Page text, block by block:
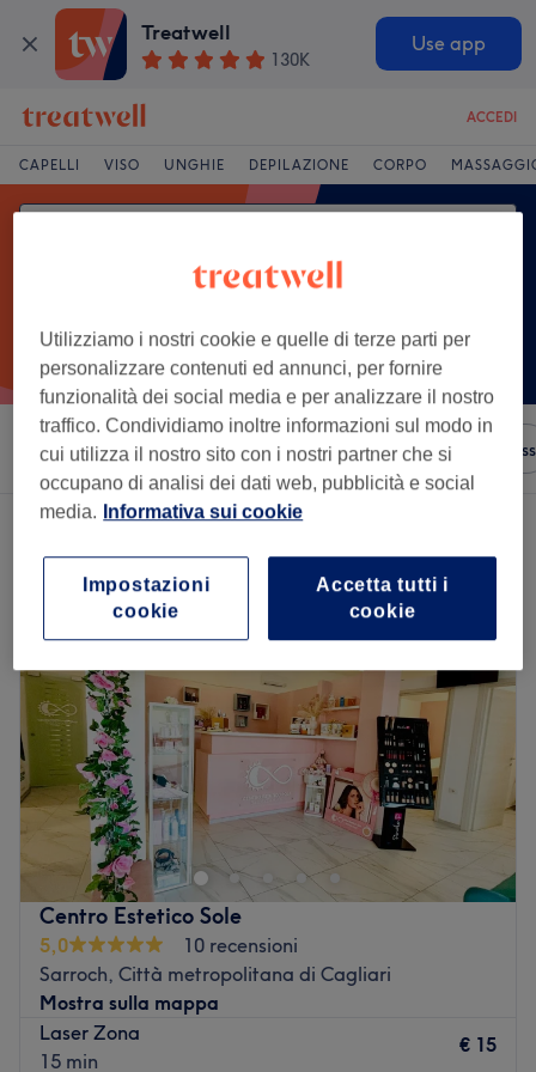
Treatwell
130K
Use app
ACCEDI
CAPELLI VISO UNGHIE DEPILAZIONE CORPO
Ordina per Servizi Brand Saloni Offerte Express
Un salone che offre:
Centro Estetico Sole
5,0
10 recensioni
Sarroch, Città metropolitana di Cagliari
Mostra sulla mappa
Laser Zona
15 min
€ 15
Utilizziamo i nostri cookie e quelle di terze parti per
personalizzare contenuti ed annunci, per fornire
funzionalità dei social media e per analizzare il nostro
traffico. Condividiamo inoltre informazioni sul modo in
cui utilizza il nostro sito con i nostri partner che si
occupano di analisi dei dati web, pubblicità e social
media.
Informativa sui cookie
Accetta tutti i
cookie
Impostazioni
cookie